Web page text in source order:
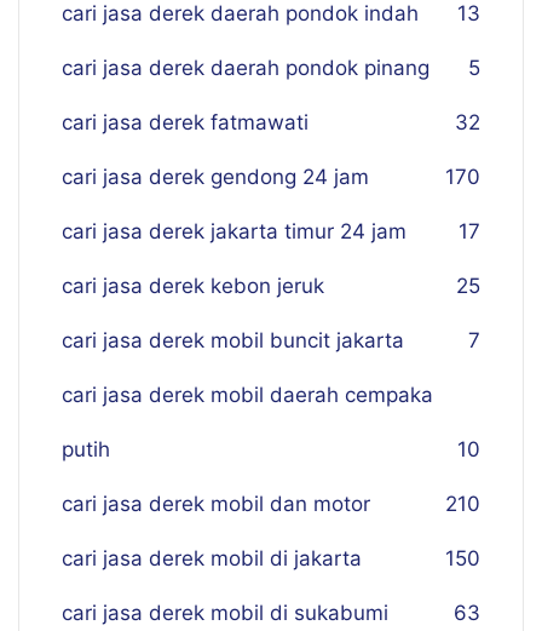
cari jasa derek daerah pondok indah 13
cari jasa derek daerah pondok pinang 5
cari jasa derek fatmawati 32
cari jasa derek gendong 24 jam 170
cari jasa derek jakarta timur 24 jam 17
cari jasa derek kebon jeruk 25
cari jasa derek mobil buncit jakarta 7
cari jasa derek mobil daerah cempaka
putih 10
cari jasa derek mobil dan motor 210
cari jasa derek mobil di jakarta 150
cari jasa derek mobil di sukabumi 63